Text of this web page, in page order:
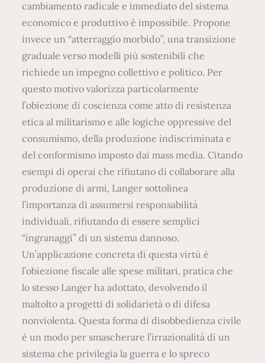
cambiamento radicale e immediato del sistema
economico e produttivo è impossibile. Propone
invece un “atterraggio morbido”, una transizione
graduale verso modelli più sostenibili che
richiede un impegno collettivo e politico. Per
questo motivo valorizza particolarmente
l’obiezione di coscienza come atto di resistenza
etica al militarismo e alle logiche oppressive del
consumismo, della produzione indiscriminata e
del conformismo imposto dai mass media. Citando
esempi di operai che rifiutano di collaborare alla
produzione di armi, Langer sottolinea
l’importanza di assumersi responsabilità
individuali, rifiutando di essere semplici
“ingranaggi” di un sistema dannoso.
Un’applicazione concreta di questa virtù è
l’obiezione fiscale alle spese militari, pratica che
lo stesso Langer ha adottato, devolvendo il
maltolto a progetti di solidarietà o di difesa
nonviolenta. Questa forma di disobbedienza civile
è un modo per smascherare l’irrazionalità di un
sistema che privilegia la guerra e lo spreco